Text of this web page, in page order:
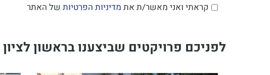
קראתי ואני מאשר/ת את מדיניות הפרטיות של האתר
לפניכם פרויקטים שביצענו בראשון לציון